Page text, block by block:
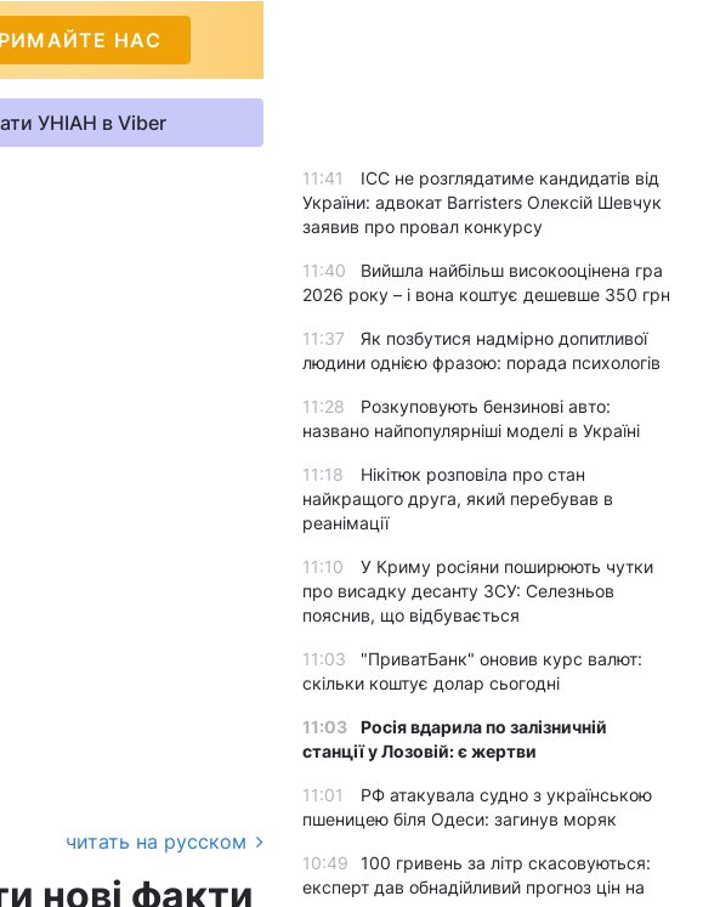
НАС
УНІАН в Viber
читать на русском
нові факти
11:41
ICC не розглядатиме кандидатів від
України: адвокат Barristers Олексій Шевчук
заявив про провал конкурсу
11:40
Вийшла найбільш високооцінена гра
2026 року – і вона коштує дешевше 350 грн
11:37
Як позбутися надмірно допитливої
людини однією фразою: порада психологів
11:28
Розкуповують бензинові авто:
названо найпопулярніші моделі в Україні
11:18
Нікітюк розповіла про стан
найкращого друга, який перебував в
реанімації
11:10
У Криму росіяни поширюють чутки
про висадку десанту ЗСУ: Селезньов
пояснив, що відбувається
11:03
"ПриватБанк" оновив курс валют:
скільки коштує долар сьогодні
11:03
Росія вдарила по залізничній
станції у Лозовій: є жертви
11:01
РФ атакувала судно з українською
пшеницею біля Одеси: загинув моряк
10:49
100 гривень за літр скасовуються:
експерт дав обнадійливий прогноз цін на